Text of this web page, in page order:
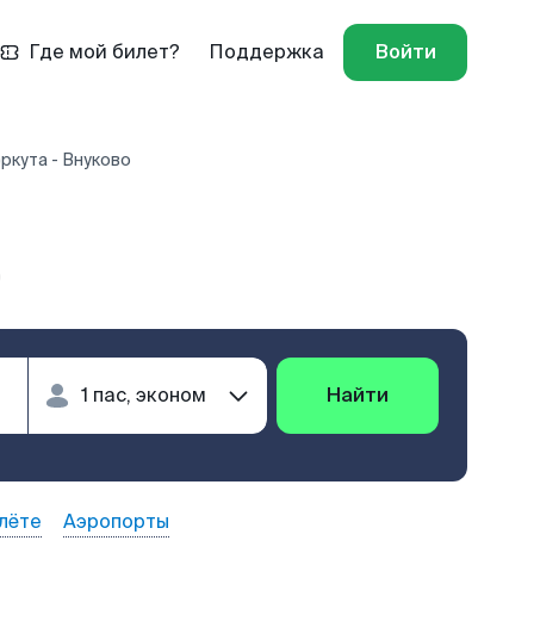
Где мой билет? Поддержка Войти
- Внуково
Найти
Аэропорты